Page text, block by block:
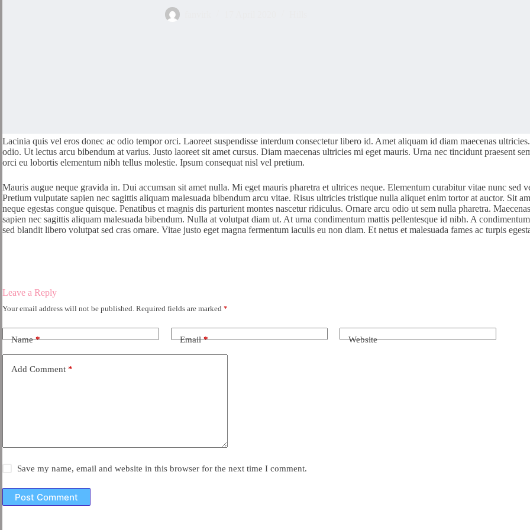
Lacinia quis vel eros donec ac odio tempor orci. Laoreet suspendisse interdum consectetur libero id. Amet aliquam id diam maecenas
odio. Ut lectus arcu bibendum at varius. Justo laoreet sit amet cursus. Diam maecenas ultricies mi eget mauris. Urna nec tincidunt praesent
orci eu lobortis elementum nibh tellus molestie. Ipsum consequat nisl vel pretium.
Mauris augue neque gravida in. Dui accumsan sit amet nulla. Mi eget mauris pharetra et ultrices neque. Elementum curabitur vitae nunc sed
Pretium vulputate sapien nec sagittis aliquam malesuada bibendum arcu vitae. Risus ultricies tristique nulla aliquet enim tortor at auctor. Sit
neque egestas congue quisque. Penatibus et magnis dis parturient montes nascetur ridiculus. Ornare arcu odio ut sem nulla pharetra.
sapien nec sagittis aliquam malesuada bibendum. Nulla at volutpat diam ut. At urna condimentum mattis pellentesque id nibh. A
sed blandit libero volutpat sed cras ornare. Vitae justo eget magna fermentum iaculis eu non diam. Et netus et malesuada fames ac turpis
Leave a Reply
Your email address will not be published. Required fields are marked *
Name* Email* Website
Add Comment *
Save my name, email and website in this browser for the next time I comment.
Post Comment